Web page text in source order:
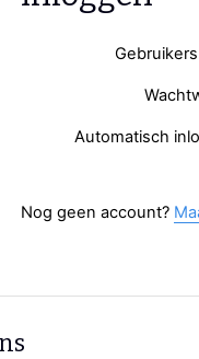
Automatisch
Nog geen account?